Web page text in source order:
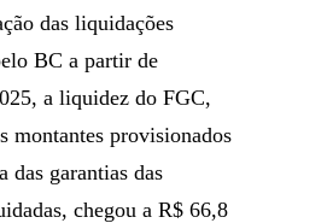
das liquidações
BC a partir de
a liquidez do FGC,
montantes provisionados
das garantias das
chegou a R$ 66,8